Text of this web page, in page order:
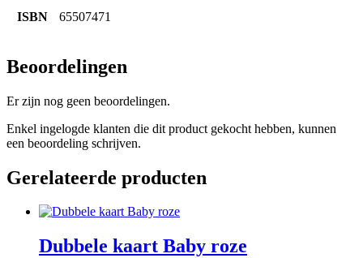
ISBN 65507471
Beoordelingen
Er zijn nog geen beoordelingen.
Enkel ingelogde klanten die dit product gekocht hebben, kunnen
een beoordeling schrijven.
Gerelateerde producten
Dubbele kaart Baby roze